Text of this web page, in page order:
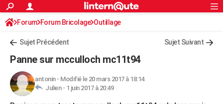
ACTUALITÉS
Politique
Société
Faits Divers
Education
Monde
Villes
+
FINANCE
Retraite
Impôts
Epargne
Immobilier
Risques naturels par ville
Banque
Assurance
Crédit
AUTO
S'inscrire
Connexion
Forum Forum Bricolage Outillage
Sujet Précédent Sujet Suivant
Panne sur mcculloch mc11t94
antonin- Modifié le 20 mars 2017 à 18:14
Julien - 1 juin 2017 à 20:49